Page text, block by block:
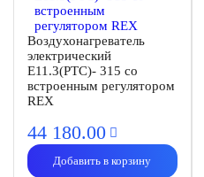
Воздухонагреватель
электрический
E11.3(PTC)- 315 со
встроенным регулятором
REX
44 180.00
Добавить в корзину